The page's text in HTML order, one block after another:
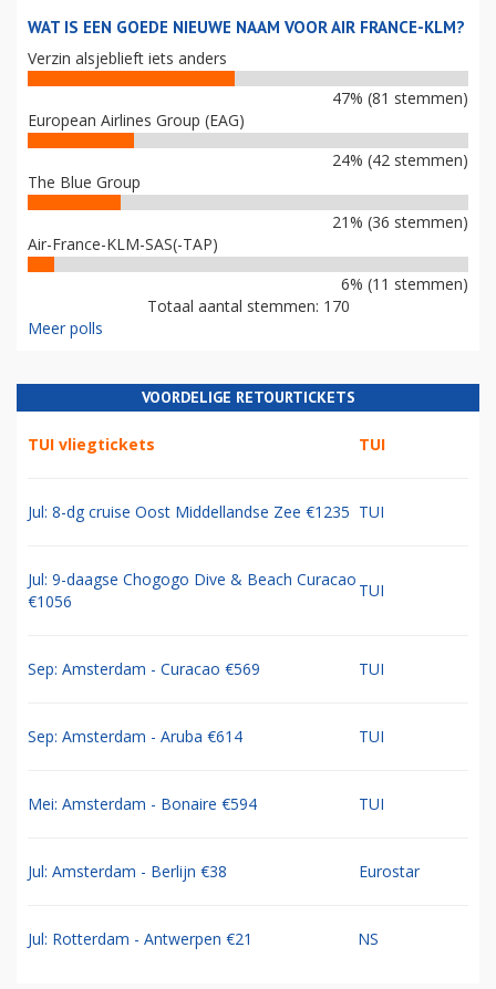
WAT IS EEN GOEDE NIEUWE NAAM VOOR AIR FRANCE-KLM?
Verzin alsjeblieft iets anders
47% (81 stemmen)
European Airlines Group (EAG)
24% (42 stemmen)
The Blue Group
21% (36 stemmen)
Air-France-KLM-SAS(-TAP)
6% (11 stemmen)
Totaal aantal stemmen: 170
Meer polls
VOORDELIGE RETOURTICKETS
TUI vliegtickets TUI
Jul: 8-dg cruise Oost Middellandse Zee €1235 TUI
Jul: 9-daagse Chogogo Dive & Beach Curacao
€1056
TUI
Sep: Amsterdam - Curacao €569 TUI
Sep: Amsterdam - Aruba €614 TUI
Mei: Amsterdam - Bonaire €594 TUI
Jul: Amsterdam - Berlijn €38 Eurostar
Jul: Rotterdam - Antwerpen €21 NS